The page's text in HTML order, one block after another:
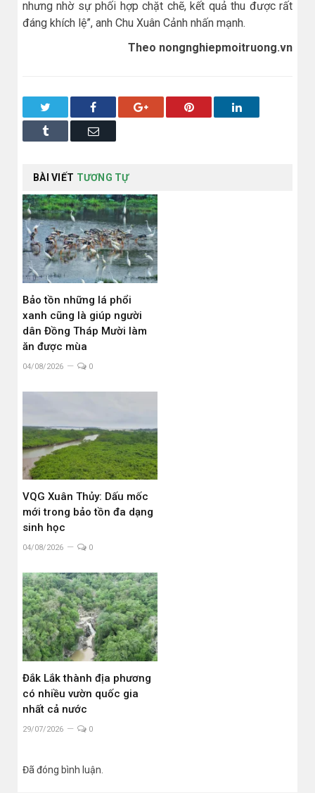
nhưng nhờ sự phối hợp chặt chẽ, kết quả thu được rất
đáng khích lệ”, anh Chu Xuân Cảnh nhấn mạnh.
Theo nongnghiepmoitruong.vn
Facebook Google+ Pinterest LinkedIn
Tumblr Email
BÀI VIẾT TƯƠNG TỰ
Bảo tồn những lá phổi
xanh cũng là giúp người
dân Đồng Tháp Mười làm
ăn được mùa
04/08/2026 0
VQG Xuân Thủy: Dấu mốc
mới trong bảo tồn đa dạng
sinh học
04/08/2026 0
Đắk Lắk thành địa phương
có nhiều vườn quốc gia
nhất cả nước
29/07/2026 0
Đã đóng bình luận.